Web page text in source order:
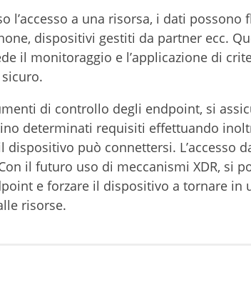
l’accesso a una risorsa, i dati possono
dispositivi gestiti da partner ecc.
il monitoraggio e l’applicazione di
di controllo degli endpoint, si
determinati requisiti effettuando
può connettersi. L’accesso
il futuro uso di meccanismi XDR, si
e forzare il dispositivo a tornare in
risorse.